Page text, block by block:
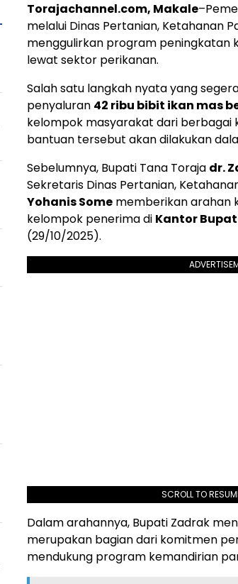
Torajachannel.com, Makale
melalui Dinas Pertanian, Ketahanan
menggulirkan program peningkatan
lewat sektor perikanan.
Salah satu langkah nyata yang
penyaluran 42 ribu bibit ikan mas
kelompok masyarakat dari berbagai
bantuan tersebut akan dilakukan
Sebelumnya, Bupati Tana Toraja dr.
Sekretaris Dinas Pertanian,
Yohanis Some memberikan arahan
kelompok penerima di Kantor
(29/10/2025).
SCROLL TO
Dalam arahannya, Bupati Zadrak
merupakan bagian dari komitmen
mendukung program kemandirian